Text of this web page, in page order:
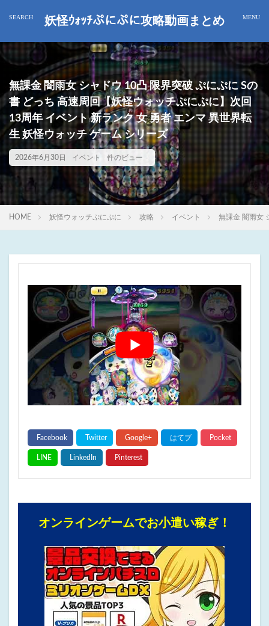
妖怪ｳｫｯﾁぷにぷに攻略動画まとめ
無課金 闇雨女 シャドウ 10凸 限界突破 ぷにぷに Sの
書 どっち 高速周回【妖怪ウォッチぷにぷに】次回
13周年 イベント 新ランク 女 勇者 エンマ 異世界転
生 妖怪ウォッチ ゲーム シリーズ
2026年6月30日 イベント 件のビュー
HOME 妖怪ウォッチぷにぷに 攻略 イベント 無課金 闇雨女
オンラインゲームでお小遣い稼ぎ！